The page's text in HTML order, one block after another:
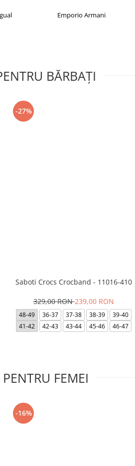
Emporio Armani
BĂRBAŢI
-27%
Saboti Crocs Crocband - 11016-410
329,00 RON239,00 RON
48-49 36-37 37-38 38-39
39-40
41-42
42-43 43-44 45-46 46-47
FEMEI
-16%